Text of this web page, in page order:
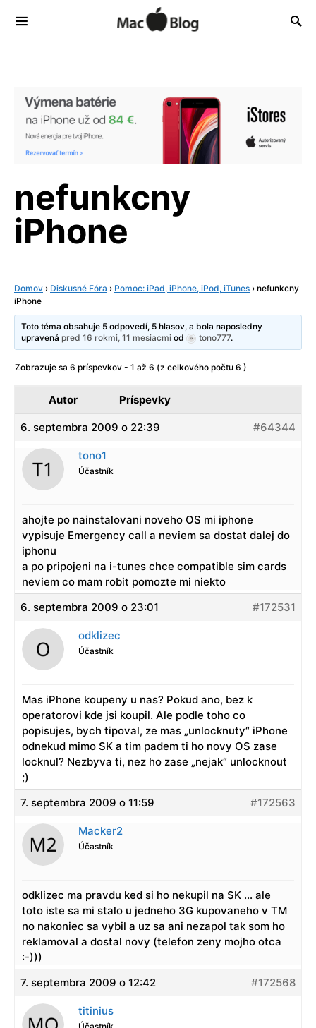
nefunkcny
iPhone
Domov › Diskusné Fóra › Pomoc: iPad, iPhone, iPod, iTunes › nefunkcny
iPhone
Toto téma obsahuje 5 odpovedí, 5 hlasov, a bola naposledny
upravenápred 16 rokmi, 11 mesiacmi od tono777.
Zobrazuje sa 6 príspevkov - 1 až 6 (z celkového počtu 6 )
Autor Príspevky
6. septembra 2009 o 22:39 #64344
tono1
Účastník
ahojte po nainstalovani noveho OS mi iphone
vypisuje Emergency call a neviem sa dostat dalej do
iphonu
a po pripojeni na i-tunes chce compatible sim cards
neviem co mam robit pomozte mi niekto
6. septembra 2009 o 23:01
#172531
odklizec
Účastník
Mas iPhone koupeny u nas? Pokud ano, bez k
operatorovi kde jsi koupil. Ale podle toho co
popisujes, bych tipoval, ze mas „unlocknuty“ iPhone
odnekud mimo SK a tim padem ti ho novy OS zase
locknul? Nezbyva ti, nez ho zase „nejak“ unlocknout
;)
7. septembra 2009 o 11:59
#172563
Macker2
Účastník
odklizec ma pravdu ked si ho nekupil na SK … ale
toto iste sa mi stalo u jedneho 3G kupovaneho v TM
no nakoniec sa vybil a uz sa ani nezapol tak som ho
reklamoval a dostal novy (telefon zeny mojho otca
:-)))
7. septembra 2009 o 12:42
#172568
titinius